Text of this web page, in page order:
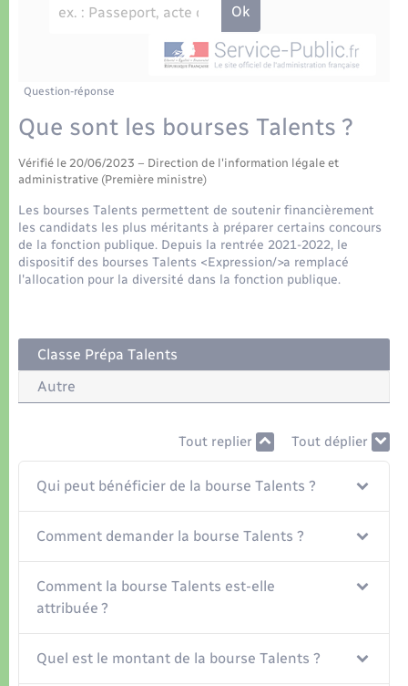
Eau - Assainissement
Transports
Transports scolaires
Logement - Urbanisme
Loisirs
Seniors
Numérique
Sécurité - Prévention
Commerces - Entreprises - Emploi
Voirie et espace public
Travaux - Autorisation d’occupation de l’espace
Présentation de la commune
Publications
La Communauté de communes
Question-réponse
Que sont les bourses Talents ?
Vérifié le 20/06/2023 – Direction de l'information légale et
administrative (Première ministre)
Les bourses Talents permettent de soutenir financièrement
les candidats les plus méritants à préparer certains concours
de la fonction publique. Depuis la rentrée 2021-2022, le
dispositif des bourses Talents <Expression/>a remplacé
l'allocation pour la diversité dans la fonction publique.
Classe Prépa Talents
Autre
Tout replier Tout déplier
Qui peut bénéficier de la bourse Talents ?
Comment demander la bourse Talents ?
Comment la bourse Talents est-elle
attribuée ?
Quel est le montant de la bourse Talents ?